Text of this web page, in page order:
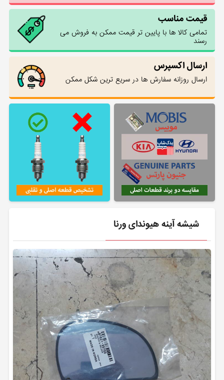
قیمت مناسب
تمامی کالا ها با پایین تر قیمت ممکن به فروش می
رسند
ارسال اکسپرس
ارسال روزانه سفارش ها در سریع ترین شکل ممکن
شیشه آینه هیوندای ورنا